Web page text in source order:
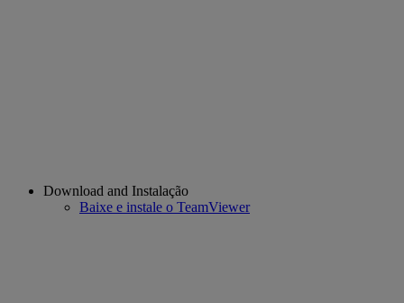
Download and Instalação
Baixe e instale o TeamViewer